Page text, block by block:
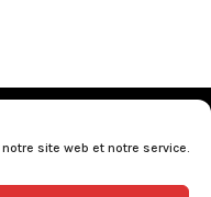
site web et notre service.
•Nos revendeurs•